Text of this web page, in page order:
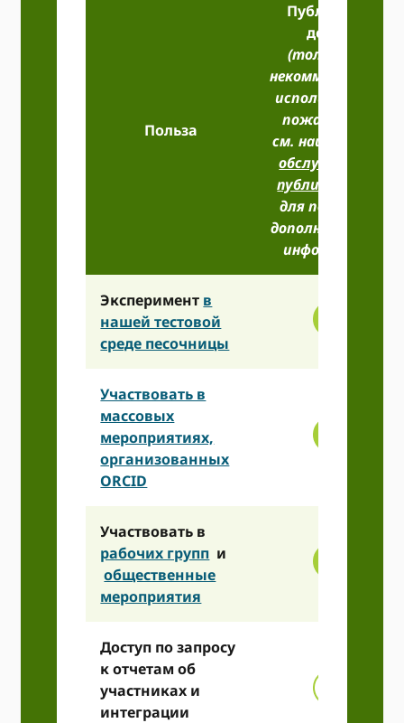
Польза
Публичный
доступ
(только для
некоммерческого
использования,
пожалуйста,
см. наш
обслуживания
публичного API
для получения
дополнительной
информации)
Эксперимент в
нашей тестовой
среде песочницы
Участвовать в
массовых
мероприятиях,
организованных
ORCID
Участвовать в
рабочих групп и
общественные
мероприятия
Доступ по запросу
к отчетам об
участниках и
интеграции